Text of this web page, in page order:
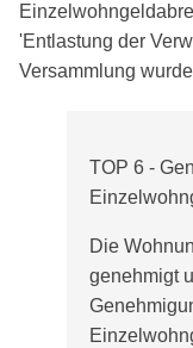
'Entlastung der
Versammlung
TOP 6 -
Die
genehmigt